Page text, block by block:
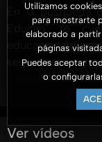
Utilizamos
para mostrarte
elaborado a
páginas
Puedes aceptar
o
En la búsqueda
Educan" te
educación
seguramente
gran plan de
Conduce el
Universidad de
Ver vídeos